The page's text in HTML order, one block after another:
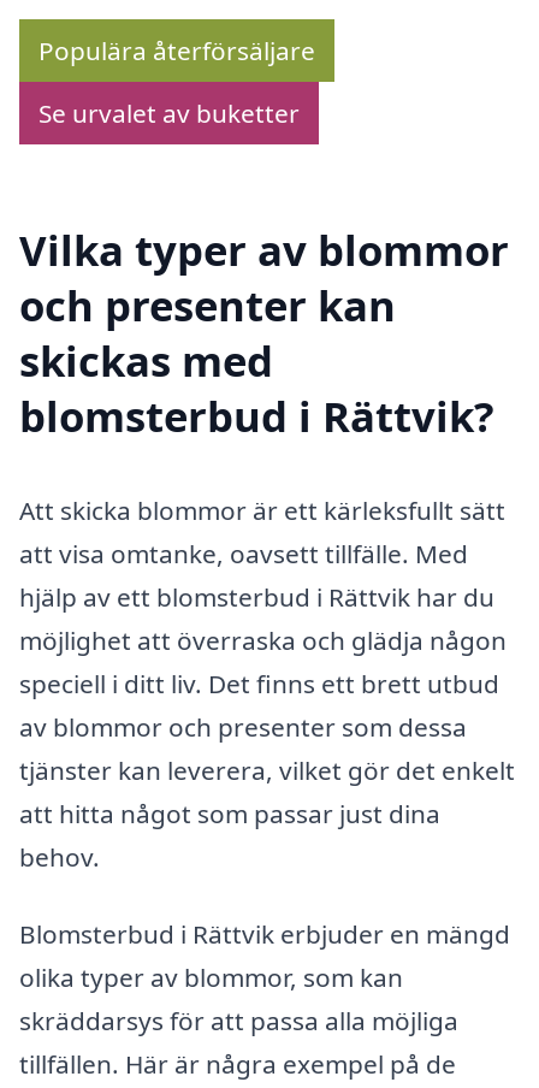
Populära återförsäljare
Se urvalet av buketter
Vilka typer av blommor
och presenter kan
skickas med
blomsterbud i Rättvik?
Att skicka blommor är ett kärleksfullt sätt
att visa omtanke, oavsett tillfälle. Med
hjälp av ett blomsterbud i Rättvik har du
möjlighet att överraska och glädja någon
speciell i ditt liv. Det finns ett brett utbud
av blommor och presenter som dessa
tjänster kan leverera, vilket gör det enkelt
att hitta något som passar just dina
behov.
Blomsterbud i Rättvik erbjuder en mängd
olika typer av blommor, som kan
skräddarsys för att passa alla möjliga
tillfällen. Här är några exempel på de